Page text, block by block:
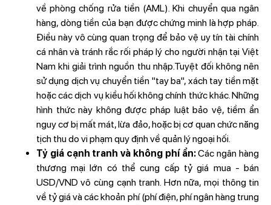
về phòng chống rửa tiền (AML). Khi chuyển qua ngân
hàng, dòng tiền của bạn được chứng minh là hợp pháp.
Điều này vô cùng quan trọng để bảo vệ uy tín tài chính
cá nhân và tránh rắc rối pháp lý cho người nhận tại Việt
Nam khi giải trình nguồn thu nhập.Tuyệt đối không nên
sử dụng dịch vụ chuyển tiền "tay ba", xách tay tiền mặt
hoặc các dịch vụ kiều hối không chính thức khác. Những
hình thức này không được pháp luật bảo vệ, tiềm ẩn
nguy cơ bị mất mát, lừa đảo, hoặc bị cơ quan chức năng
tịch thu do vi phạm quy định về quản lý ngoại hối.
Tỷ giá cạnh tranh và không phí ẩn:Các ngân hàng
thương mại lớn có thể cung cấp tỷ giá mua - bán
USD/VND vô cùng cạnh tranh. Hơn nữa, mọi thông tin
về tỷ giá và các khoản phí (phí điện, phí ngân hàng trung